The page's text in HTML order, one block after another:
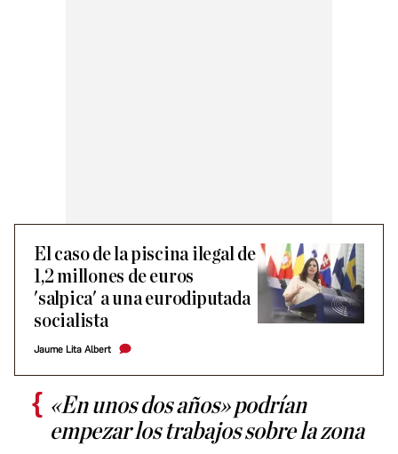
El caso de la piscina ilegal de
1,2 millones de euros
'salpica' a una eurodiputada
socialista
Jaume Lita Albert
«En unos dos años» podrían
empezar los trabajos sobre la zona